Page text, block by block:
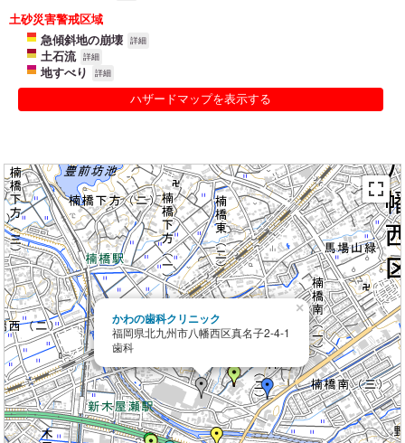
土砂災害警戒区域
急傾斜地の崩壊
詳細
土石流 詳細
地すべり 詳細
ハザードマップを表示する
かわの歯科クリニック
福岡県北九州市八幡西区真名子2-4-1
歯科
×